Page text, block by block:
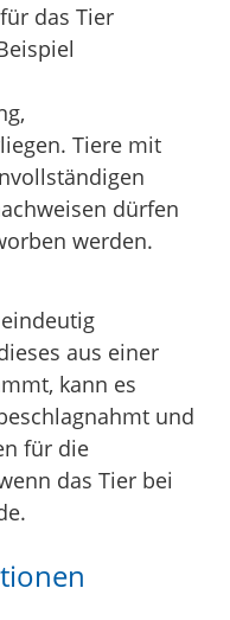
das Tier
Tiere mit
dürfen
werden.
aus einer
kann es
und
für die
das Tier bei